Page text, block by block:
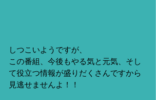
しつこいようですが、
この番組、今後もやる気と元気、そし
て役立つ情報が盛りだくさんですから
見逃せませんよ！！